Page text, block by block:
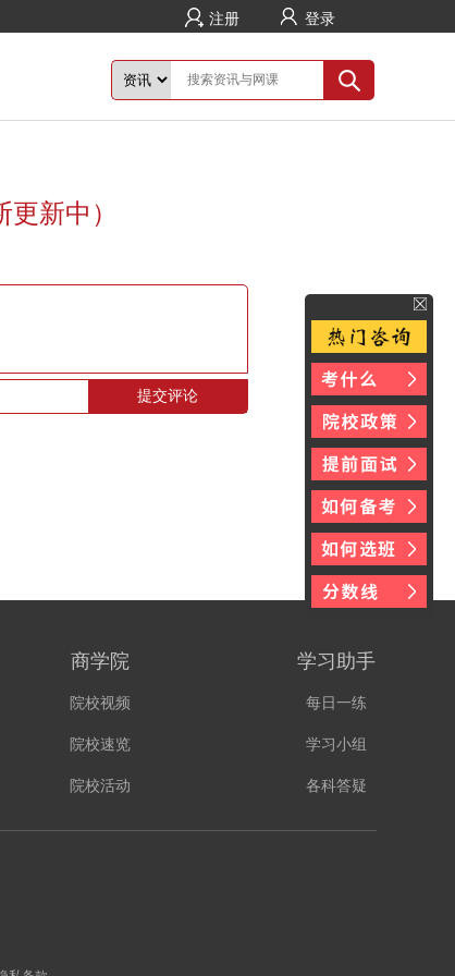
注册 登录
新中）
商学院
院校视频
院校速览
院校活动
学习助手
每日一练
学习小组
各科答疑